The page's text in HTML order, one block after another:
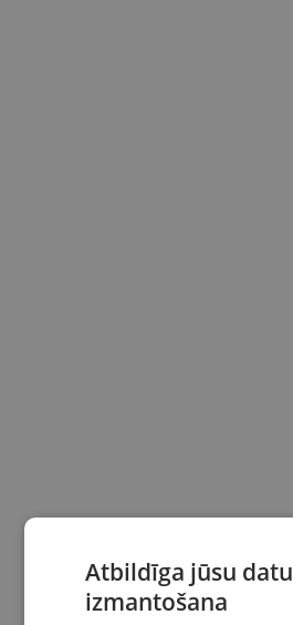
Atbildīga jūsu datu
izmantošana